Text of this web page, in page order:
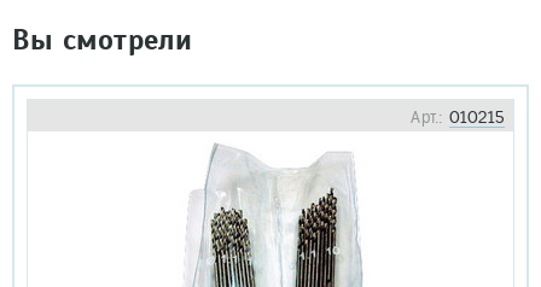
Вы смотрели
Арт.: 010215